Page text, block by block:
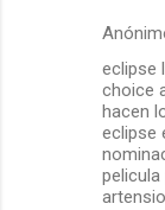
eclipse
choice
hacen
eclipse